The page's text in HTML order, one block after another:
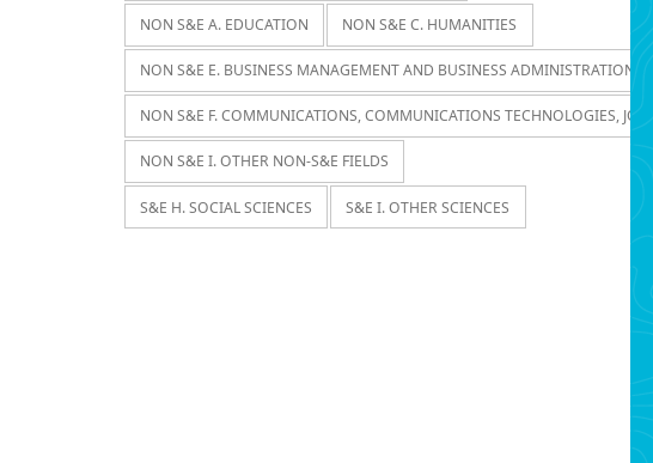
NON S&E A. EDUCATION NON S&E C. HUMANITIES
NON S&E E. BUSINESS MANAGEMENT AND BUSINESS ADMINISTRATION
NON S&E F. COMMUNICATIONS, COMMUNICATIONS TECHNOLOGIES,
NON S&E I. OTHER NON-S&E FIELDS
S&E H. SOCIAL SCIENCES S&E I. OTHER SCIENCES